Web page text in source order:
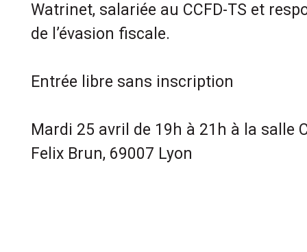
Watrinet, salariée au CCFD-TS et
de l’évasion fiscale.
Entrée libre sans inscription
Mardi 25 avril de 19h à 21h à la salle
Felix Brun, 69007 Lyon